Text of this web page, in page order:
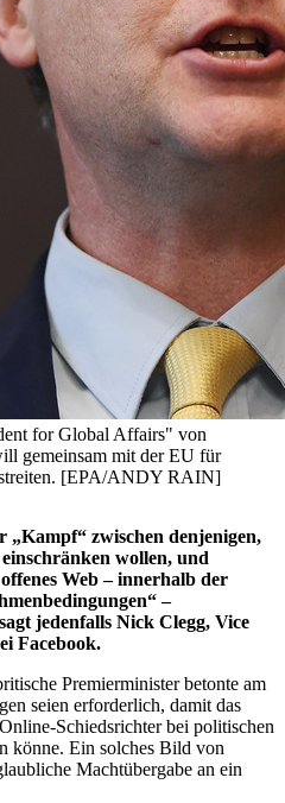
for Global Affairs" von
gemeinsam mit der EU für
[EPA/ANDY RAIN]
„Kampf“ zwischen denjenigen,
wollen, und
Web – innerhalb der
–
jedenfalls Nick Clegg, Vice
Facebook.
Premierminister betonte am
seien erforderlich, damit das
Schiedsrichter bei politischen
könne. Ein solches Bild von
Machtübergabe an ein